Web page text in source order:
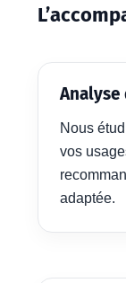
Analyse
Nous
vos
adaptée.